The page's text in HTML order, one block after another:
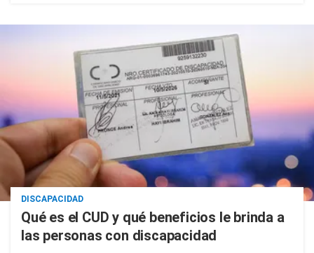
DISCAPACIDAD
Qué es el CUD y qué beneficios le brinda a
las personas con discapacidad